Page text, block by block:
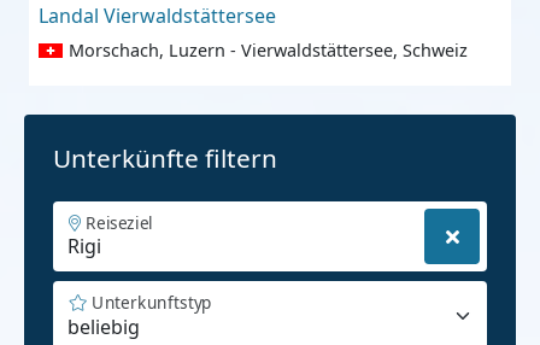
Landal Vierwaldstättersee
Morschach, Luzern - Vierwaldstättersee, Schweiz
Unterkünfte filtern
Reiseziel
beliebig
Unterkunftstyp